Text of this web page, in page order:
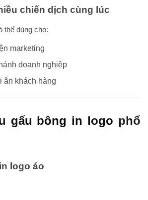
chiến dịch cùng lúc
thể dùng cho:
marketing
doanh nghiệp
ân khách hàng
gấu bông in logo phổ
logo áo